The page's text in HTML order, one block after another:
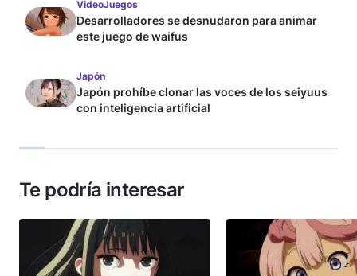
VideoJuegos
Desarrolladores se desnudaron para animar
este juego de waifus
Japón
Japón prohíbe clonar las voces de los seiyuus
con inteligencia artificial
Te podría interesar